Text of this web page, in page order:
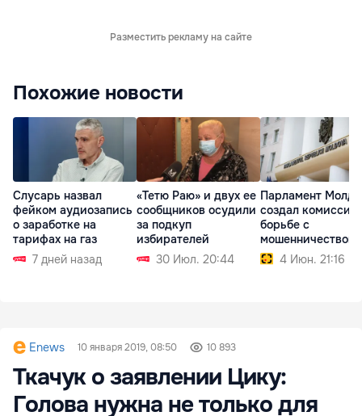
Разместить рекламу на сайте
Похожие новости
Слусарь назвал
фейком аудиозапись
о заработке на
тарифах на газ
7 дней назад
«Тетю Раю» и двух ее
сообщников осудили
за подкуп
избирателей
30 Июл. 20:44
Парламент
создал комиссию
борьбе с
мошенничеством
4 Июн. 21:16
Enews 10 января 2019, 08:50 10 893
Ткачук о заявлении Цику:
Голова нужна не только для